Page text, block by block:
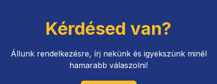
Kérdésed van?
Állunk rendelkezésre, írj nekünk és igyekszünk minél
hamarabb válaszolni!